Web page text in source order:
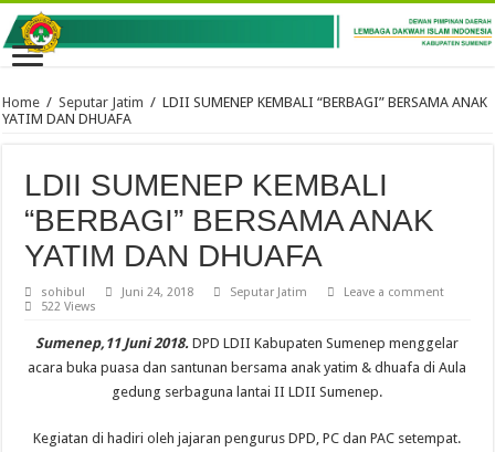
Home / Seputar Jatim / LDII SUMENEP KEMBALI “BERBAGI” BERSAMA ANAK
YATIM DAN DHUAFA
LDII SUMENEP KEMBALI
“BERBAGI” BERSAMA ANAK
YATIM DAN DHUAFA
sohibul Juni 24, 2018 Seputar Jatim
Leave a comment
522 Views
Sumenep,11 Juni 2018. DPD LDII Kabupaten Sumenep menggelar
acara buka puasa dan santunan bersama anak yatim & dhuafa di Aula
gedung serbaguna lantai II LDII Sumenep.
Kegiatan di hadiri oleh jajaran pengurus DPD, PC dan PAC setempat.